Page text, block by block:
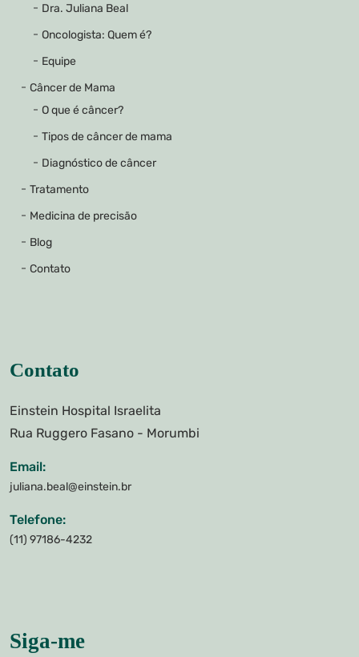
Dra. Juliana Beal
Oncologista: Quem é?
Equipe
Câncer de Mama
O que é câncer?
Tipos de câncer de mama
Diagnóstico de câncer
Tratamento
Medicina de precisão
Blog
Contato
Contato
Einstein Hospital Israelita
Rua Ruggero Fasano - Morumbi
Email:
juliana.beal@einstein.br
Telefone:
(11) 97186-4232
Siga-me